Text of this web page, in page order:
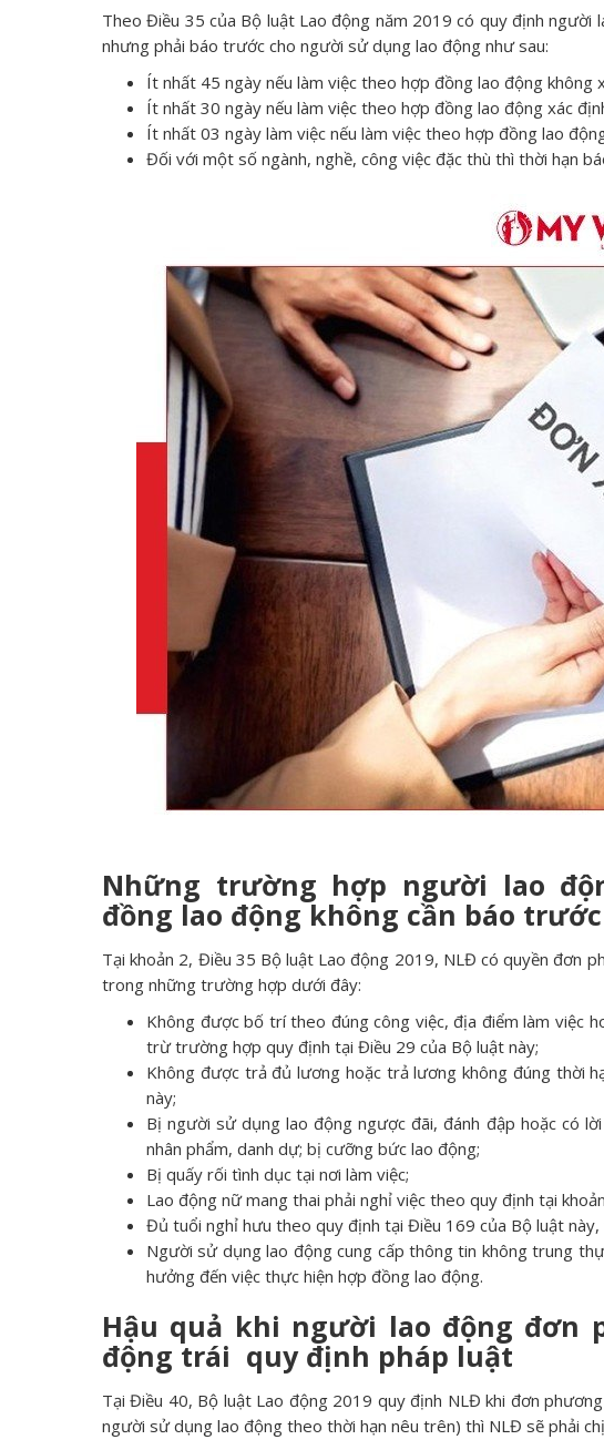
Theo Điều 35 của Bộ luật Lao động năm 2019 có quy định
nhưng phải báo trước cho người sử dụng lao động như sau:
Ít nhất 45 ngày nếu làm việc theo hợp đồng lao động không
Ít nhất 30 ngày nếu làm việc theo hợp đồng lao động xác
Ít nhất 03 ngày làm việc nếu làm việc theo hợp đồng lao
Đối với một số ngành, nghề, công việc đặc thù thì thời hạn
Những trường hợp người lao
đồng lao động không cần báo trước
Tại khoản 2, Điều 35 Bộ luật Lao động 2019, NLĐ có quyền đơn
trong những trường hợp dưới đây:
Không được bố trí theo đúng công việc, địa điểm làm việc
trừ trường hợp quy định tại Điều 29 của Bộ luật này;
Không được trả đủ lương hoặc trả lương không đúng thời
này;
Bị người sử dụng lao động ngược đãi, đánh đập hoặc có
nhân phẩm, danh dự; bị cưỡng bức lao động;
Bị quấy rối tình dục tại nơi làm việc;
Lao động nữ mang thai phải nghỉ việc theo quy định tại
Đủ tuổi nghỉ hưu theo quy định tại Điều 169 của Bộ luật
Người sử dụng lao động cung cấp thông tin không trung
hưởng đến việc thực hiện hợp đồng lao động.
Hậu quả khi người lao động đơn
động trái quy định pháp luật
Tại Điều 40, Bộ luật Lao động 2019 quy định NLĐ khi đơn
người sử dụng lao động theo thời hạn nêu trên) thì NLĐ sẽ phải